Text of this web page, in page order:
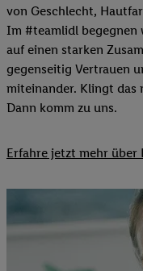
von Geschlecht,
Im #teamlidl begegnen
auf einen starken
gegenseitig Vertrauen
miteinander. Klingt das
Dann komm zu uns.​
Erfahre jetzt mehr über